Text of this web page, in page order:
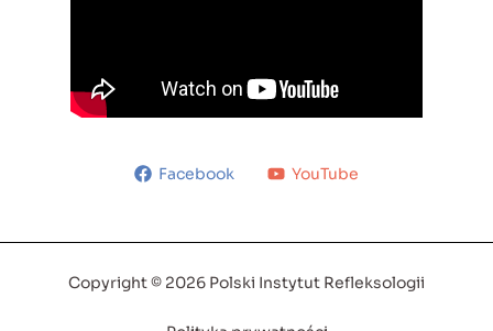
Facebook YouTube
Copyright © 2026 Polski Instytut Refleksologii